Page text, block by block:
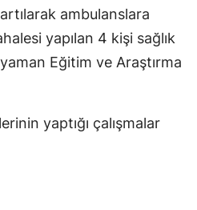
ambulanslara
yapılan 4 kişi sağlık
Eğitim ve Araştırma
yaptığı çalışmalar